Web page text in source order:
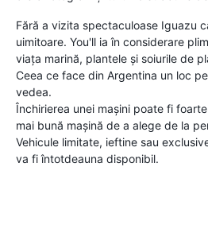
Fără a vizita spectaculoase Iguazu
uimitoare. You'll ia în considerare
viața marină, plantele și soiurile de
Ceea ce face din Argentina un loc
vedea.
Închirierea unei mașini poate fi
mai bună mașină de a alege de la
Vehicule limitate, ieftine sau
va fi întotdeauna disponibil.